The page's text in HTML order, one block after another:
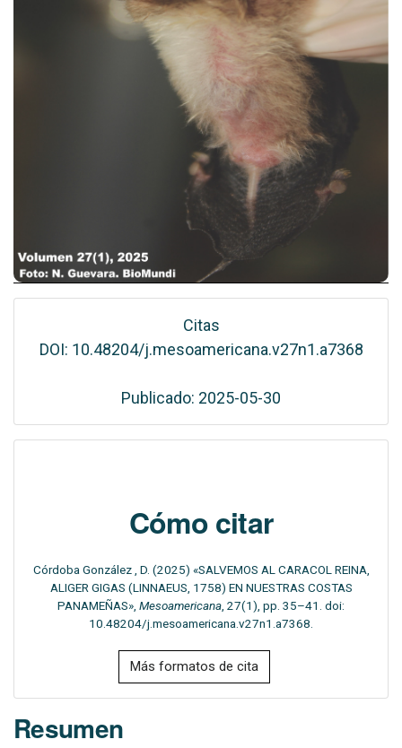
Citas
DOI: 10.48204/j.mesoamericana.v27n1.a7368
Publicado: 2025-05-30
Cómo citar
Córdoba González , D. (2025) «SALVEMOS AL CARACOL REINA,
ALIGER GIGAS (LINNAEUS, 1758) EN NUESTRAS COSTAS
PANAMEÑAS», Mesoamericana, 27(1), pp. 35–41. doi:
10.48204/j.mesoamericana.v27n1.a7368.
Más formatos de cita
Resumen